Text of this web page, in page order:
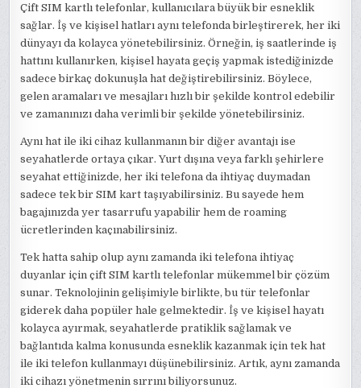
Çift SIM kartlı telefonlar, kullanıcılara büyük bir esneklik
sağlar. İş ve kişisel hatları aynı telefonda birleştirerek, her iki
dünyayı da kolayca yönetebilirsiniz. Örneğin, iş saatlerinde iş
hattını kullanırken, kişisel hayata geçiş yapmak istediğinizde
sadece birkaç dokunuşla hat değiştirebilirsiniz. Böylece,
gelen aramaları ve mesajları hızlı bir şekilde kontrol edebilir
ve zamanınızı daha verimli bir şekilde yönetebilirsiniz.
Aynı hat ile iki cihaz kullanmanın bir diğer avantajı ise
seyahatlerde ortaya çıkar. Yurt dışına veya farklı şehirlere
seyahat ettiğinizde, her iki telefona da ihtiyaç duymadan
sadece tek bir SIM kart taşıyabilirsiniz. Bu sayede hem
bagajınızda yer tasarrufu yapabilir hem de roaming
ücretlerinden kaçınabilirsiniz.
Tek hatta sahip olup aynı zamanda iki telefona ihtiyaç
duyanlar için çift SIM kartlı telefonlar mükemmel bir çözüm
sunar. Teknolojinin gelişimiyle birlikte, bu tür telefonlar
giderek daha popüler hale gelmektedir. İş ve kişisel hayatı
kolayca ayırmak, seyahatlerde pratiklik sağlamak ve
bağlantıda kalma konusunda esneklik kazanmak için tek hat
ile iki telefon kullanmayı düşünebilirsiniz. Artık, aynı zamanda
iki cihazı yönetmenin sırrını biliyorsunuz.